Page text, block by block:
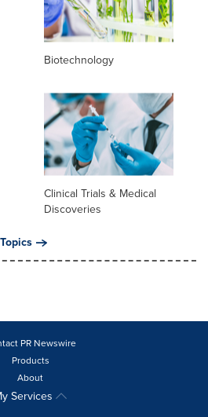
Biotechnology
Clinical Trials & Medical
Discoveries
PR Newswire
Products
About
Services